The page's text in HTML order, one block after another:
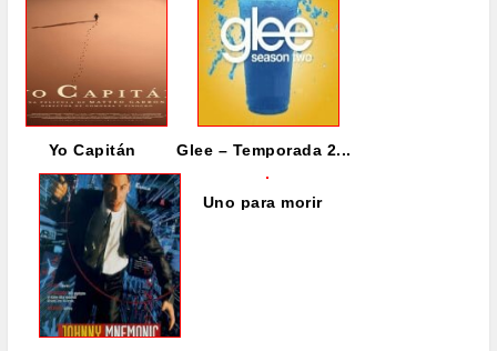
Yo Capitán Glee – Temporada 2...
Uno para morir